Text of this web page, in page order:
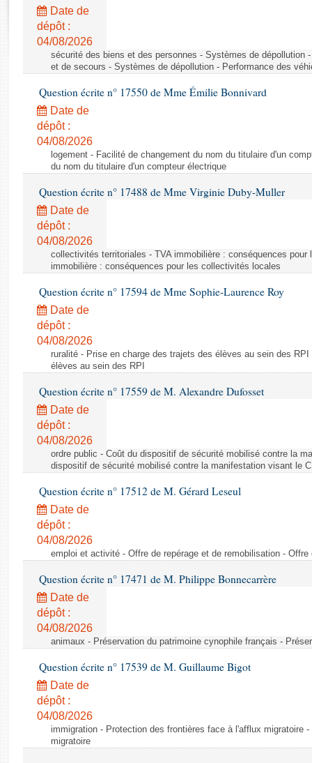
Rapports législatifs
Rapports sur l'application des lois
Baromètre de l’application des lois
Dossiers législatifs
Budget et sécurité sociale
Questions écrites et orales
Comptes rendus des débats
Date de
dépôt :
04/08/2026
sécurité des biens et des personnes - Systèmes de dépollution
et de secours - Systèmes de dépollution - Performance des
Question écrite n° 17550 de Mme Émilie Bonnivard
Date de
dépôt :
04/08/2026
logement - Facilité de changement du nom du titulaire d'un
du nom du titulaire d'un compteur électrique
Question écrite n° 17488 de Mme Virginie Duby-Muller
Date de
dépôt :
04/08/2026
collectivités territoriales - TVA immobilière : conséquences
immobilière : conséquences pour les collectivités locales
Question écrite n° 17594 de Mme Sophie-Laurence Roy
Date de
dépôt :
04/08/2026
ruralité - Prise en charge des trajets des élèves au sein des
élèves au sein des RPI
Question écrite n° 17559 de M. Alexandre Dufosset
Date de
dépôt :
04/08/2026
ordre public - Coût du dispositif de sécurité mobilisé contre la
dispositif de sécurité mobilisé contre la manifestation visant le
Question écrite n° 17512 de M. Gérard Leseul
Date de
dépôt :
04/08/2026
emploi et activité - Offre de repérage et de remobilisation -
Question écrite n° 17471 de M. Philippe Bonnecarrère
Date de
dépôt :
04/08/2026
animaux - Préservation du patrimoine cynophile français -
Question écrite n° 17539 de M. Guillaume Bigot
Date de
dépôt :
04/08/2026
immigration - Protection des frontières face à l'afflux migratoire
migratoire